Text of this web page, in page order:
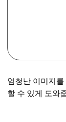
엄청난 이미지
할 수 있게 도와